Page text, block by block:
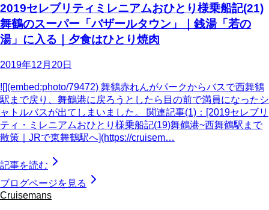
2019セレブリティミレニアムおひとり様乗船記(21)
舞鶴のスーパー「バザールタウン」｜銭湯「若の
湯」に入る｜夕食はひとり焼肉
2019年12月20日
![](embed:photo/79472) 舞鶴赤れんがパークからバスで西舞鶴
駅まで戻り、舞鶴港に戻ろうとしたら目の前で満員になったシ
ャトルバスが出てしまいました。 関連記事(1)：[2019セレブリ
ティ・ミレニアムおひとり様乗船記(19)舞鶴港~西舞鶴駅まで
散策｜JRで東舞鶴駅へ](https://cruisem…
記事を読む
ブログページを見る
Cruisemans